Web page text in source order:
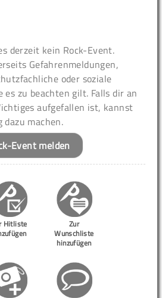
derzeit kein Rock-Event.
Gefahrenmeldungen,
oder soziale
zu beachten gilt. Falls dir an
aufgefallen ist, kannst
machen.
Event melden
Hitliste
Zur
Wunschliste
hinzufügen